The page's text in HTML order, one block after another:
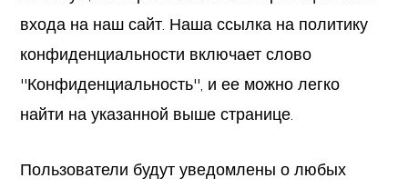
входа на наш сайт. Наша ссылка на политику
конфиденциальности включает слово
"Конфиденциальность", и ее можно легко
найти на указанной выше странице.
Пользователи будут уведомлены о любых